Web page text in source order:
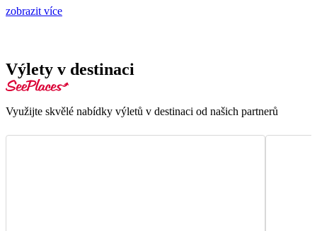
zobrazit více
Výlety v destinaci
Využijte skvělé nabídky výletů v destinaci od našich partnerů